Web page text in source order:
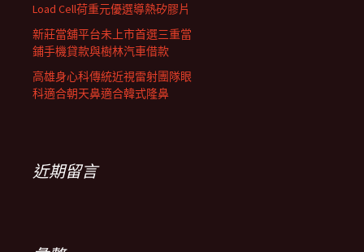
Load Cell荷重元優選導熱矽膠片
新莊當舖平台未上市首選三重當
鋪手機貸款與樹林汽車借款
高雄身心科傳統近視雷射團隊眼
科適合朝天鼻適合韓式隆鼻
近期留言